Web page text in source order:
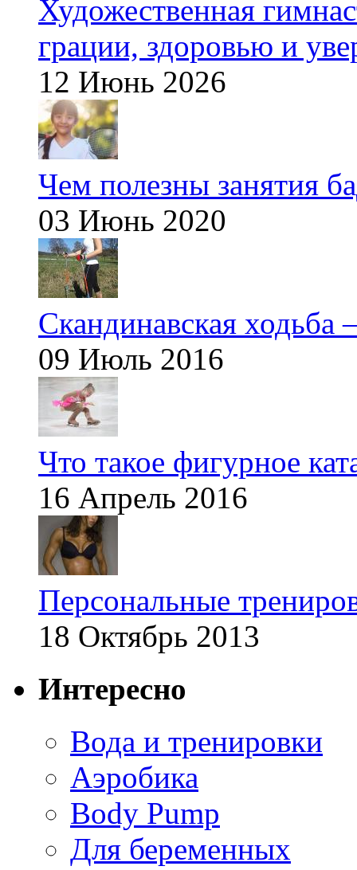
Художественная
грации, здоровью и
12 Июнь 2026
Чем полезны занятия
03 Июнь 2020
Скандинавская ходьба
09 Июль 2016
Что такое фигурное
16 Апрель 2016
Персональные
18 Октябрь 2013
Интересно
Вода и тренировки
Аэробика
Body Pump
Для беременных